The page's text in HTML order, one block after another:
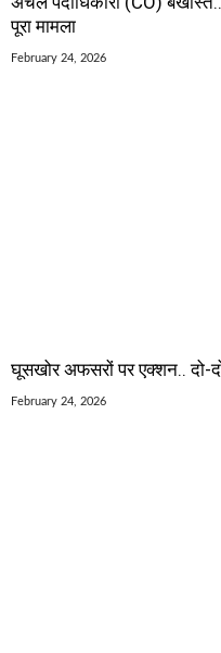
पूरा मामला
February 24, 2026
घूसखोर अफसरों पर एक्शन.. दो-
February 24, 2026